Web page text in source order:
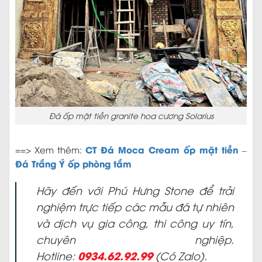
Đá ốp mặt tiền granite hoa cương Solarius
==> Xem thêm:CT Đá Moca Cream ốp mặt tiền –
Đá Trắng Ý ốp phòng tắm
Hãy đến với Phú Hưng Stone để trải
nghiệm trực tiếp các mẫu đá tự nhiên
và dịch vụ gia công, thi công uy tín,
chuyên nghiệp.
Hotline: 0934.62.92.99(Có Zalo).
3- Lời kết
==> Như vậy:Đá Granite Solarius ốp mặt tiền